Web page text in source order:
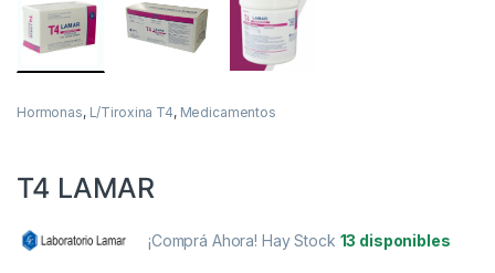
Hormonas, L/Tiroxina T4, Medicamentos
T4 LAMAR
¡Comprá Ahora! Hay Stock 13 disponibles